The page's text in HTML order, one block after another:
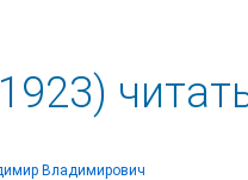
Владимирович